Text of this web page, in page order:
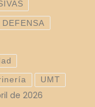
UMT
de 2026